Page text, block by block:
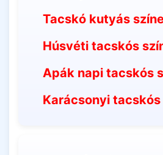
Tacskó kutyás
Húsvéti tacskós
Apák napi tacskós
Karácsonyi